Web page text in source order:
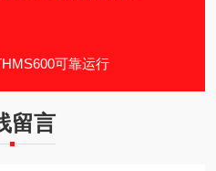
可靠运行
留言